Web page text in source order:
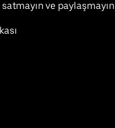
ve paylaşmayın